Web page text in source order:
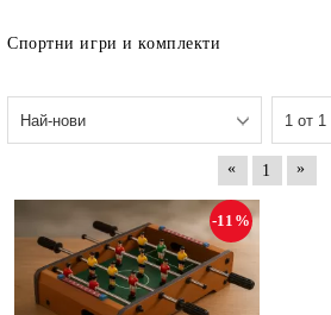
Спортни игри и комплекти
« 1 »
-11%